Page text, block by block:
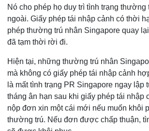
Nó cho phép họ duy trì tình trạng
ngoài. Giấy phép tái nhập cảnh có thời
phép thường trú nhân Singapore quay
đã tạm thời rời đi.
Hiện tại, những thường trú nhân
mà không có giấy phép tái nhập cảnh
là mất tình trạng PR Singapore ngay lập
tháng ân hạn sau khi giấy phép tái nhập
nộp đơn xin một cái mới nếu muốn khôi
thường trú. Nếu đơn được chấp thuận,